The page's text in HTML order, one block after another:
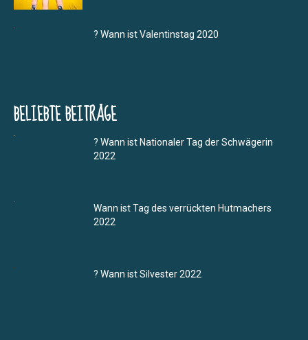
? Wann ist Valentinstag 2020
BELIEBTE BEITRÄGE
? Wann ist Nationaler Tag der Schwägerin
2022
Wann ist Tag des verrückten Hutmachers
2022
? Wann ist Silvester 2022